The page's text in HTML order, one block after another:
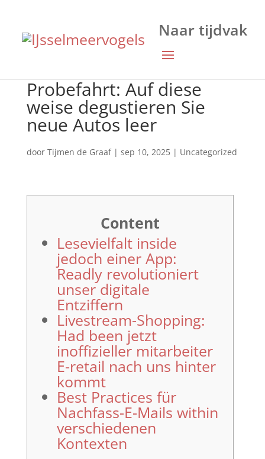
Probefahrt: Auf diese
weise degustieren Sie
neue Autos leer
door Tijmen de Graaf| sep 10, 2025| Uncategorized
Content
Lesevielfalt inside
jedoch einer App:
Readly revolutioniert
unser digitale
Entziffern
Livestream-Shopping:
Had been jetzt
inoffizieller mitarbeiter
E-retail nach uns hinter
kommt
Best Practices für
Nachfass-E-Mails within
verschiedenen
Kontexten